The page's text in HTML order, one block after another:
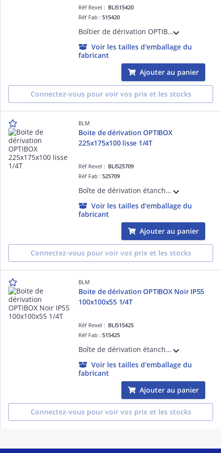
Réf Rexel : BLI515420
Réf Fab :515420
Boîtier de dérivation OPTIBOX IP55 960°100x100x55 avec membranes, avec couvercle à fermeture 1/4 de tour, corps en polypropylène et membranes en TPR, 9 entrées de 4 à 25 mm
Voir les tailles d'emballage du
fabricant
Ajouter au panier
Connectez-vous pour voir vos prix et les stocks
BLM
Boite de dérivation OPTIBOX
225x175x100 lisse 1/4T
Réf Rexel : BLI525709
Réf Fab :525709
Boîte de dérivation étanche à percer. Faces lisses pour une installation de presse-étoupe ISO ou Pg. Tenue au fil incandescent 960°C. IP65.
Voir les tailles d'emballage du
fabricant
Ajouter au panier
Connectez-vous pour voir vos prix et les stocks
BLM
Boite de dérivation OPTIBOX Noir IP55
100x100x55 1/4T
Réf Rexel : BLI515425
Réf Fab :515425
Boîte de dérivation étanche avec 7 entrées et repérage des ' de passage. Volume optimisé. Insertion directe des câbles. Accepte câbles et tubes de 4 à 25mm.
Voir les tailles d'emballage du
fabricant
Ajouter au panier
Connectez-vous pour voir vos prix et les stocks